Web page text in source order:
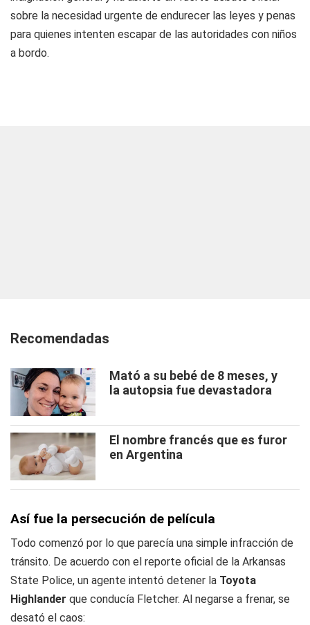
sobre la necesidad urgente de endurecer las leyes y penas
para quienes intenten escapar de las autoridades con niños
a bordo.
Recomendadas
Mató a su bebé de 8 meses, y
la autopsia fue devastadora
El nombre francés que es furor
en Argentina
Así fue la persecución de película
Todo comenzó por lo que parecía una simple infracción de
tránsito. De acuerdo con el reporte oficial de la Arkansas
State Police, un agente intentó detener la Toyota
Highlander que conducía Fletcher. Al negarse a frenar, se
desató el caos: